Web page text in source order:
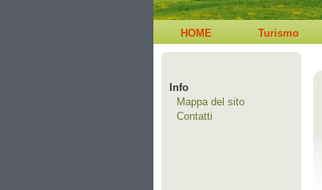
HOME Turismo
Info
Mappa del sito
Contatti